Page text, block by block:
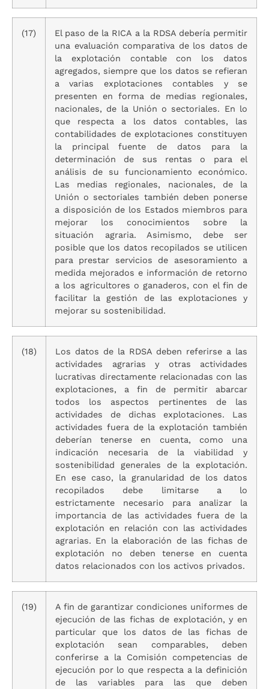
(17)
El paso de la RICA a la RDSA debería permitir
una evaluación comparativa de los datos de
la explotación contable con los datos
agregados, siempre que los datos se refieran
a varias explotaciones contables y se
presenten en forma de medias regionales,
nacionales, de la Unión o sectoriales. En lo
que respecta a los datos contables, las
contabilidades de explotaciones constituyen
la principal fuente de datos para la
determinación de sus rentas o para el
análisis de su funcionamiento económico.
Las medias regionales, nacionales, de la
Unión o sectoriales también deben ponerse
a disposición de los Estados miembros para
mejorar los conocimientos sobre la
situación agraria. Asimismo, debe ser
posible que los datos recopilados se utilicen
para prestar servicios de asesoramiento a
medida mejorados e información de retorno
a los agricultores o ganaderos, con el fin de
facilitar la gestión de las explotaciones y
mejorar su sostenibilidad.
(18)
Los datos de la RDSA deben referirse a las
actividades agrarias y otras actividades
lucrativas directamente relacionadas con las
explotaciones, a fin de permitir abarcar
todos los aspectos pertinentes de las
actividades de dichas explotaciones. Las
actividades fuera de la explotación también
deberían tenerse en cuenta, como una
indicación necesaria de la viabilidad y
sostenibilidad generales de la explotación.
En ese caso, la granularidad de los datos
recopilados debe limitarse a lo
estrictamente necesario para analizar la
importancia de las actividades fuera de la
explotación en relación con las actividades
agrarias. En la elaboración de las fichas de
explotación no deben tenerse en cuenta
datos relacionados con los activos privados.
(19)
A fin de garantizar condiciones uniformes de
ejecución de las fichas de explotación, y en
particular que los datos de las fichas de
explotación sean comparables, deben
conferirse a la Comisión competencias de
ejecución por lo que respecta a la definición
de las variables para las que deben